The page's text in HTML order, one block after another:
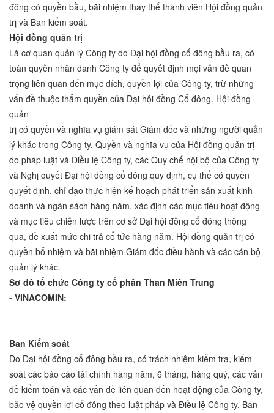
đông có quyền bầu, bãi nhiệm thay thế thành viên Hội đồng quản
trị và Ban kiểm soát.
Hội đồng quản trị
Là cơ quan quản lý Công ty do Đại hội đồng cổ đông bầu ra, có
toàn quyền nhân danh Công ty để quyết định mọi vấn đề quan
trọng liên quan đến mục đích, quyền lợi của Công ty, trừ những
vấn đề thuộc thẩm quyền của Đại hội đồng Cổ đông. Hội đồng
quản
trị có quyền và nghĩa vụ giám sát Giám đốc và những người quản
lý khác trong Công ty. Quyền và nghĩa vụ của Hội đồng quản trị
do pháp luật và Điều lệ Công ty, các Quy chế nội bộ của Công ty
và Nghị quyết Đại hội đồng cổ đông quy định, cụ thể có quyền
quyết định, chỉ đạo thực hiện kế hoạch phát triển sản xuất kinh
doanh và ngân sách hàng năm, xác định các mục tiêu hoạt động
và mục tiêu chiến lược trên cơ sở Đại hội đồng cổ đông thông
qua, đề xuất mức chi trả cổ tức hàng năm. Hội đồng quản trị có
quyền bổ nhiệm và bãi nhiệm Giám đốc điều hành và các cán bộ
quản lý khác.
Sơ đồ ­­­­­­­­­­­­­­­­­­­­­­­­tổ chức Công ty cổ phần Than Miền Trung
- VINACOMIN:
Ban Kiểm soát
Do Đại hội đồng cổ đông bầu ra, có trách nhiệm kiểm tra, kiểm
soát các báo cáo tài chính hàng năm, 6 tháng, hàng quý, các vấn
đề kiểm toán và các vấn đề liên quan đến hoạt động của Công ty,
bảo vệ quyền lợi cổ đông theo luật pháp và Điều lệ Công ty. Ban